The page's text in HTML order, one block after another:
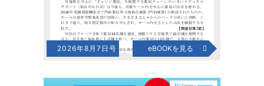
2026年8月7日号 eBOOKを見る